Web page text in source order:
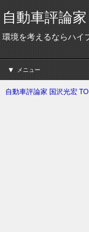
自動車評論
環境を考えるならハイ
メニュー
自動車評論家 国沢光宏